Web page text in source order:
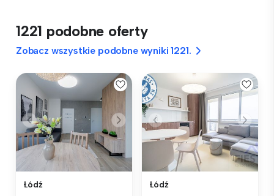
1221 podobne oferty
Zobacz wszystkie podobne wyniki 1221.
Łódź Łódź